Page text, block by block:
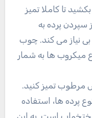
تا کاملا تمیز
سپردن پرده به
نیاز می کند. چوب
میکروب ها به شمار
مرطوب تمیز کنید.
پرده ها، استفاده